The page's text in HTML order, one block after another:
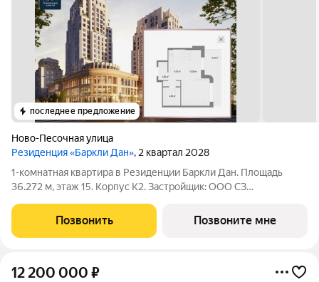
последнее предложение
Ново-Песочная улица
Резиденция «Баркли Дан», 2 квартал 2028
1-комнатная квартира в Резиденции Баркли Дан. Площадь
36.272 м, этаж 15. Корпус К2. Застройщик: ООО СЗ
ДДУ, возможна ипотека. Премиальная недвижимость в Казани
от федерального застройщика.
Позвонить Позвоните мне
12 200 000 ₽